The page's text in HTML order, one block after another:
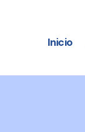
Inicio